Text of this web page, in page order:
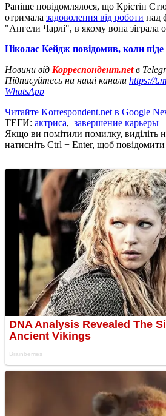
Раніше повідомлялося, що Крістін
отримала задоволення від роботи над
"Ангели Чарлі", в якому вона зіграла
Ніколас Кейдж повідомив, коли піде
Новини від Корреспондент.netв
Підписуйтесь на наші канали https://
WhatsApp
Читайте Korrespondent.net в Google
ТЕГИ: актриса, завершение карьеры
Якщо ви помітили помилку, виділіть
натисніть Ctrl + Enter, щоб